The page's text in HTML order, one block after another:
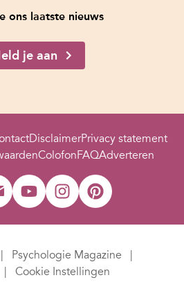
ons laatste nieuws
je aan
DisclaimerPrivacy statement
ColofonFAQAdverteren
Psychologie Magazine
Cookie Instellingen